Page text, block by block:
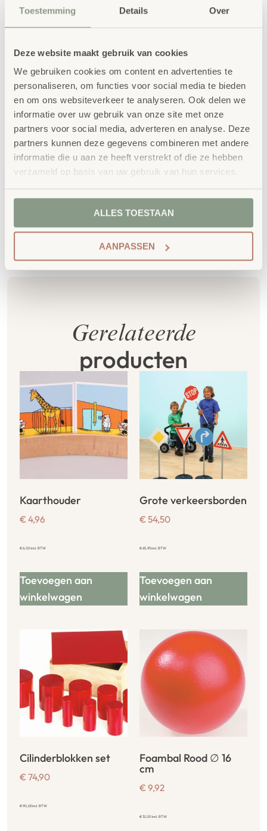
Toestemming Details Over
Deze website maakt gebruik van cookies
We gebruiken cookies om content en advertenties te
personaliseren, om functies voor social media te bieden
en om ons websiteverkeer te analyseren. Ook delen we
informatie over uw gebruik van onze site met onze
partners voor social media, adverteren en analyse. Deze
partners kunnen deze gegevens combineren met andere
informatie die u aan ze heeft verstrekt of die ze hebben
verzameld op basis van uw gebruik van hun services.
ALLES TOESTAAN
AANPASSEN
Maatwerk
: ieder project start vanuit uw idee
en onze ervaring
Kwaliteit: al ons school- en
kinderopvangmeubilair is uitvoerig getest en
voldoet aan GS- en TÜV-keuringen
Duurzaamheid: wij werken met circulaire
producten, waaronder onze
OneWood-lijn
100% FSC-gecertificeerd Scandinavisch hout.
Daarnaast zelfs voorzien van het
milieukeurmerkEU-Ecolabel.
Extra informatie
86655
Gerelateerde
producten
Kaarthouder
€ 4,96
€6,00incl. BTW
Toevoegen aan
winkelwagen
Grote verkeersborden
€ 54,50
€65,95incl. BTW
Toevoegen aan
winkelwagen
Cilinderblokken set
€ 74,90
€90,63incl. BTW
Foambal Rood ∅ 16
cm
€ 9,92
€12,00incl. BTW